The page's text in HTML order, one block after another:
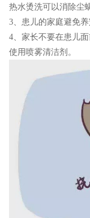
热水烫洗可以消除尘
3、患儿的家庭避免
4、家长不要在患儿面
使用喷雾清洁剂。